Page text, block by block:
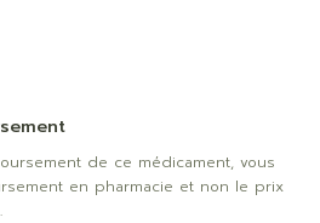
de ce médicament, vous
en pharmacie et non le prix